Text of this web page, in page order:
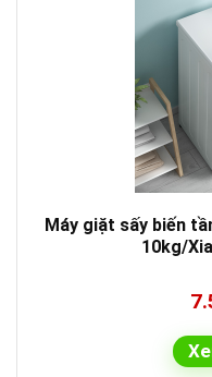
Máy giặt sấy biến
10kg/